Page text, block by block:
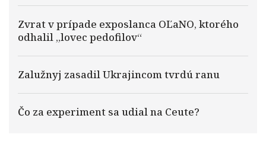
Zvrat v prípade exposlanca OĽaNO, ktorého
odhalil „lovec pedofilov“
Zalužnyj zasadil Ukrajincom tvrdú ranu
Čo za experiment sa udial na Ceute?